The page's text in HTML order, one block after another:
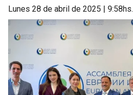
lunes 28 de abril de 2025 | 9:58hs.